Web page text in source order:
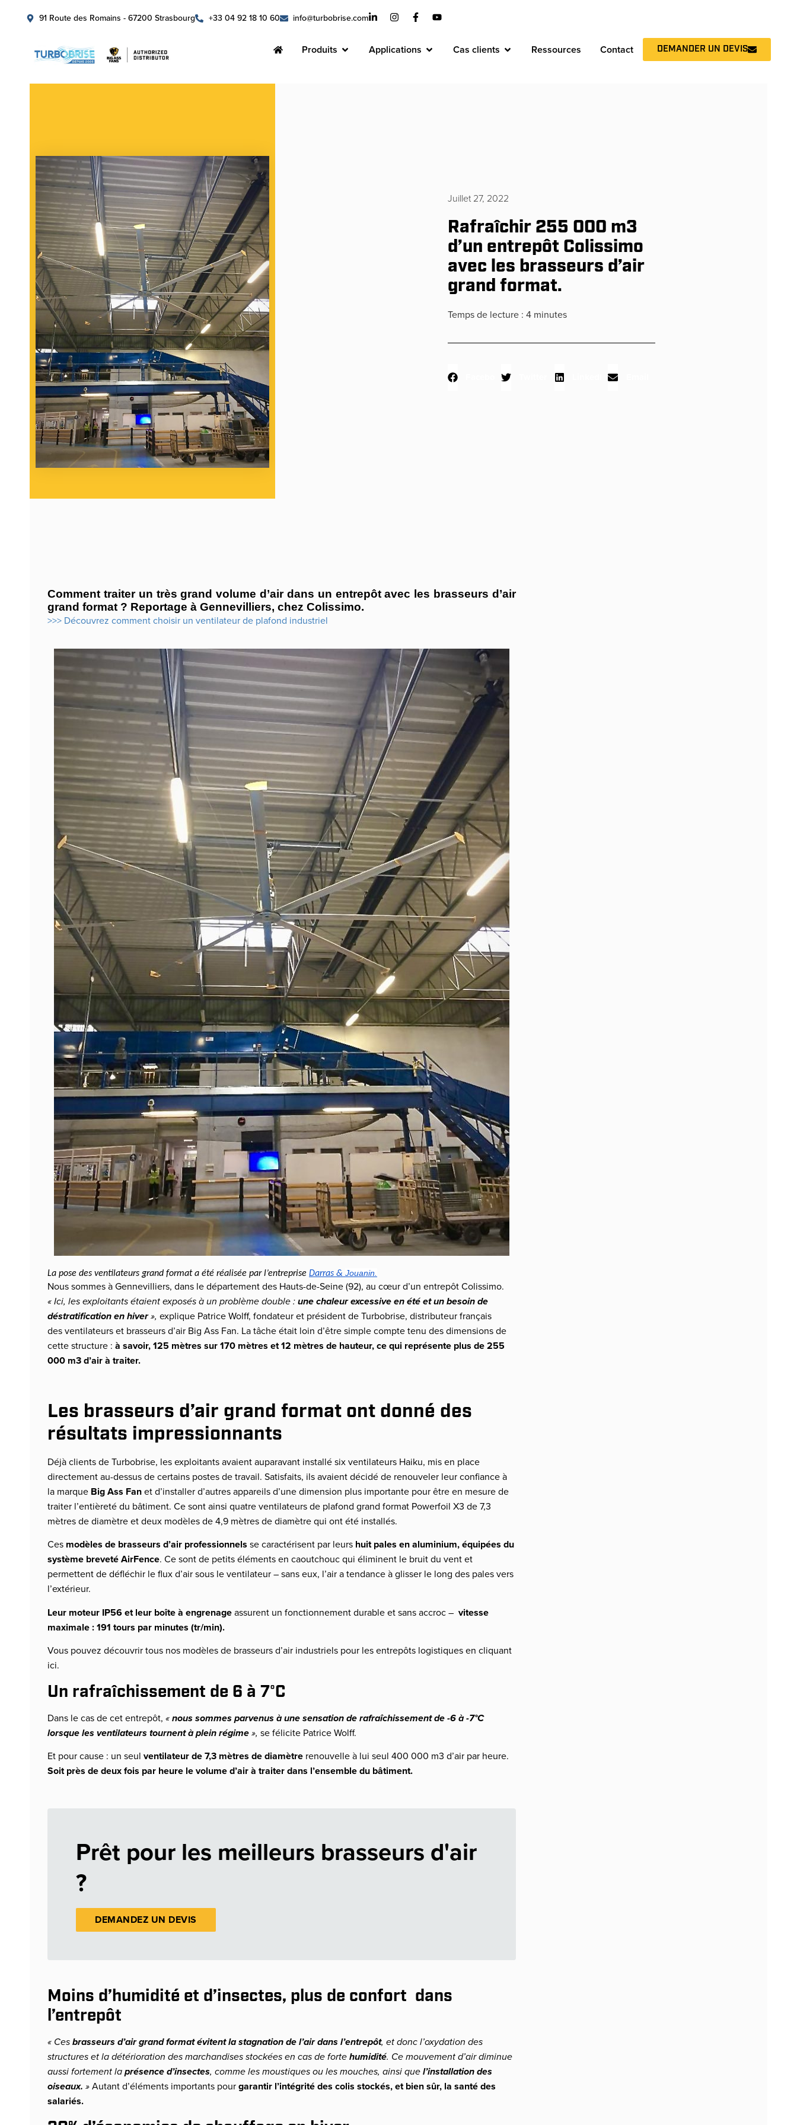
91 Route des Romains - 67200 Strasbourg +33 04 92 18 10 60 info@turbobrise.com
Produits Applications Cas clients Ressources Contact DEMANDER UN DEVIS
Juillet 27, 2022
Rafraîchir 255 000 m3
d’un entrepôt Colissimo
avec les brasseurs d’air
grand format.
Temps de lecture : 4 minutes
Facebook
Comment traiter un très grand volume d’air dans un entrepôt avec les brasseurs d’air
grand format ? Reportage à Gennevilliers, chez Colissimo.
>>> Découvrez comment choisir un ventilateur de plafond industriel
La pose des ventilateurs grand format a été réalisée par l’entreprise Darras & Jouanin.
Nous sommes à Gennevilliers, dans le département des Hauts-de-Seine (92), au cœur d’un entrepôt Colissimo.
« Ici, les exploitants étaient exposés à un problème double : une chaleur excessive en été et un besoin de
déstratification en hiver », explique Patrice Wolff, fondateur et président de Turbobrise, distributeur français
des ventilateurs et brasseurs d’air Big Ass Fan. La tâche était loin d’être simple compte tenu des dimensions de
cette structure : à savoir, 125 mètres sur 170 mètres et 12 mètres de hauteur, ce qui représente plus de 255
000 m3 d’air à traiter.
Les brasseurs d’air grand format ont donné des
résultats impressionnants
Déjà clients de Turbobrise, les exploitants avaient auparavant installé six ventilateurs Haiku, mis en place
directement au-dessus de certains postes de travail. Satisfaits, ils avaient décidé de renouveler leur confiance à
la marque Big Ass Fan et d’installer d’autres appareils d’une dimension plus importante pour être en mesure de
traiter l’entièreté du bâtiment. Ce sont ainsi quatre ventilateurs de plafond grand format Powerfoil X3 de 7,3
mètres de diamètre et deux modèles de 4,9 mètres de diamètre qui ont été installés.
Ces modèles de brasseurs d’air professionnels se caractérisent par leurs huit pales en aluminium, équipées du
système breveté AirFence. Ce sont de petits éléments en caoutchouc qui éliminent le bruit du vent et
permettent de défléchir le flux d’air sous le ventilateur – sans eux, l’air a tendance à glisser le long des pales vers
l’extérieur.
Leur moteur IP56 et leur boîte à engrenage assurent un fonctionnement durable et sans accroc – vitesse
maximale : 191 tours par minutes (tr/min).
Vous pouvez découvrir tous nos modèles de brasseurs d’air industriels pour les entrepôts logistiques en cliquant
ici.
Un rafraîchissement de 6 à 7°C
Dans le cas de cet entrepôt, « nous sommes parvenus à une sensation de rafraîchissement de -6 à -7°C
lorsque les ventilateurs tournent à plein régime », se félicite Patrice Wolff.
Et pour cause : un seul ventilateur de 7,3 mètres de diamètre renouvelle à lui seul 400 000 m3 d’air par heure.
Soit près de deux fois par heure le volume d’air à traiter dans l’ensemble du bâtiment.
Prêt pour les meilleurs brasseurs d'air
?
DEMANDEZ UN DEVIS
Moins d’humidité et d’insectes, plus de confort dans
l’entrepôt
« Ces brasseurs d’air grand formatévitent la stagnation de l’air dans l’entrepôt, et donc l’oxydation des
structures et la détérioration des marchandises stockées en cas de forte humidité. Ce mouvement d’air diminue
aussi fortement la présence d’insectes, comme les moustiques ou les mouches, ainsi que l’installation des
oiseaux. » Autant d’éléments importants pour garantir l’intégrité des colis stockés, et bien sûr, la santé des
salariés.